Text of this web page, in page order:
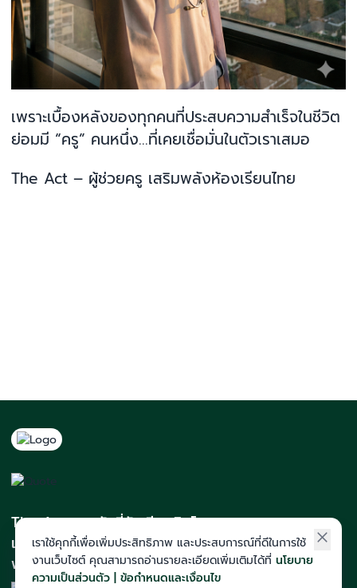
เพราะเบื้องหลังของทุกคนที่ประสบความสำเร็จในชีวิต
ย่อมมี “ครู” คนหนึ่ง...ที่เคยเชื่อมั่นในตัวเราเสมอ
The Act – ผู้ช่วยครู เสริมพลังห้องเรียนไทย
The Act สถาบันที่นักเรียนติดโควตา
และสายแพทย์มากที่สุดในภาคอีสาน
พร้อมทีมคณาจารย์เก็งข้อสอบแม่น
เราใช้คุกกี้เพื่อเพิ่มประสิทธิภาพ และประสบการณ์ที่ดีในการใช้
งานเว็บไซต์ คุณสามารถอ่านรายละเอียดเพิ่มเติมได้ที่ นโยบาย
ความเป็นส่วนตัว | ข้อกำหนดและเงื่อนไข